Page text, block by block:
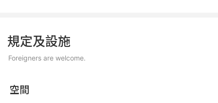
規定及設施
Foreigners are welcome.
空間